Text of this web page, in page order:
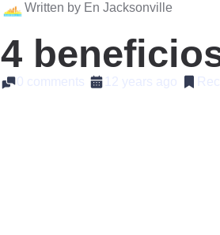
Written by En Jacksonville
4
0 comments 12 years ago